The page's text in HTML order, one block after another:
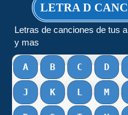
LETRA D
Letras de canciones de tus
y mas
A B C D
J K L M